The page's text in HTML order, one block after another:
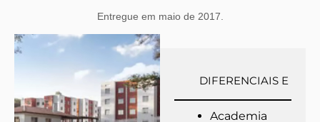
Entregue em maio de 2017.
DIFERENCIAIS E
Academia